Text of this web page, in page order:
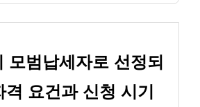
모범납세자로 선정되
요건과 신청 시기